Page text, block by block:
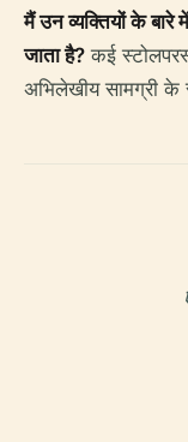
मैं उन व्यक्तियों के
जाता है? कई
अभिलेखीय सामग्री